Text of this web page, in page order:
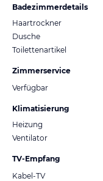
Badezimmerdetails
Haartrockner
Dusche
Toilettenartikel
Zimmerservice
Verfügbar
Klimatisierung
Heizung
Ventilator
TV-Empfang
Kabel-TV